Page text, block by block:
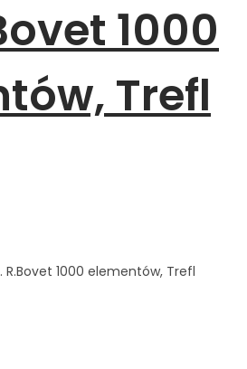
1000
Trefl
R.Bovet 1000 elementów, Trefl